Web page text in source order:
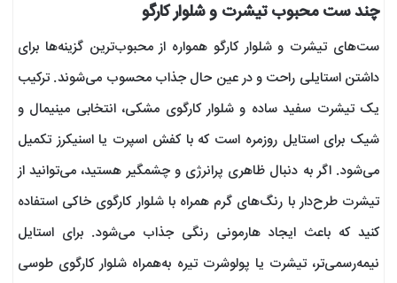
چند ست محبوب تیشرت و شلوار کارگو
ست‌های تیشرت و شلوار کارگو همواره از محبوب‌ترین گزینه‌ها برای
داشتن استایلی راحت و در عین حال جذاب محسوب می‌شوند. ترکیب
یک تیشرت سفید ساده و شلوار کارگوی مشکی، انتخابی مینیمال و
شیک برای استایل روزمره است که با کفش اسپرت یا اسنیکرز تکمیل
می‌شود. اگر به دنبال ظاهری پرانرژی و چشمگیر هستید، می‌توانید از
تیشرت طرح‌دار با رنگ‌های گرم همراه با شلوار کارگوی خاکی استفاده
کنید که باعث ایجاد هارمونی رنگی جذاب می‌شود. برای استایل
نیمه‌رسمی‌تر، تیشرت‌ یا پولوشرت تیره به‌همراه شلوار کارگوی طوسی